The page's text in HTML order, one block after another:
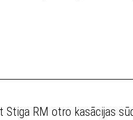
RM otro kasācijas